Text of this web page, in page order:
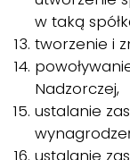
w taką
tworzenie i
Nadzorczej,
ustalanie